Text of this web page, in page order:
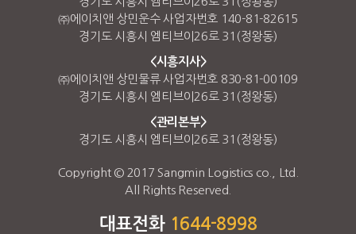
㈜에이치앤 상민운수 사업자번호 140-81-82615
경기도 시흥시 엠티브이26로 31(정왕동)
<시흥지사>
㈜에이치앤 상민물류 사업자번호 830-81-00109
경기도 시흥시 엠티브이26로 31(정왕동)
<관리본부>
경기도 시흥시 엠티브이26로 31(정왕동)
Copyright © 2017 Sangmin Logistics co., Ltd.
All Rights Reserved.
대표전화 1644-8998